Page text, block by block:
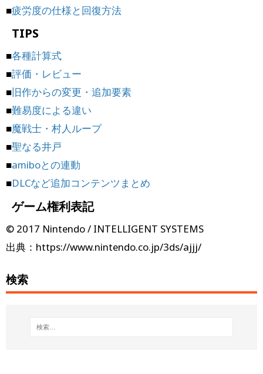
■疲労度の仕様と回復方法
TIPS
■各種計算式
■評価・レビュー
■旧作からの変更・追加要素
■難易度による違い
■魔戦士・村人ループ
■聖なる井戸
■amiboとの連動
■DLCなど追加コンテンツまとめ
ゲーム権利表記
© 2017 Nintendo / INTELLIGENT SYSTEMS
出典：https://www.nintendo.co.jp/3ds/ajjj/
検索